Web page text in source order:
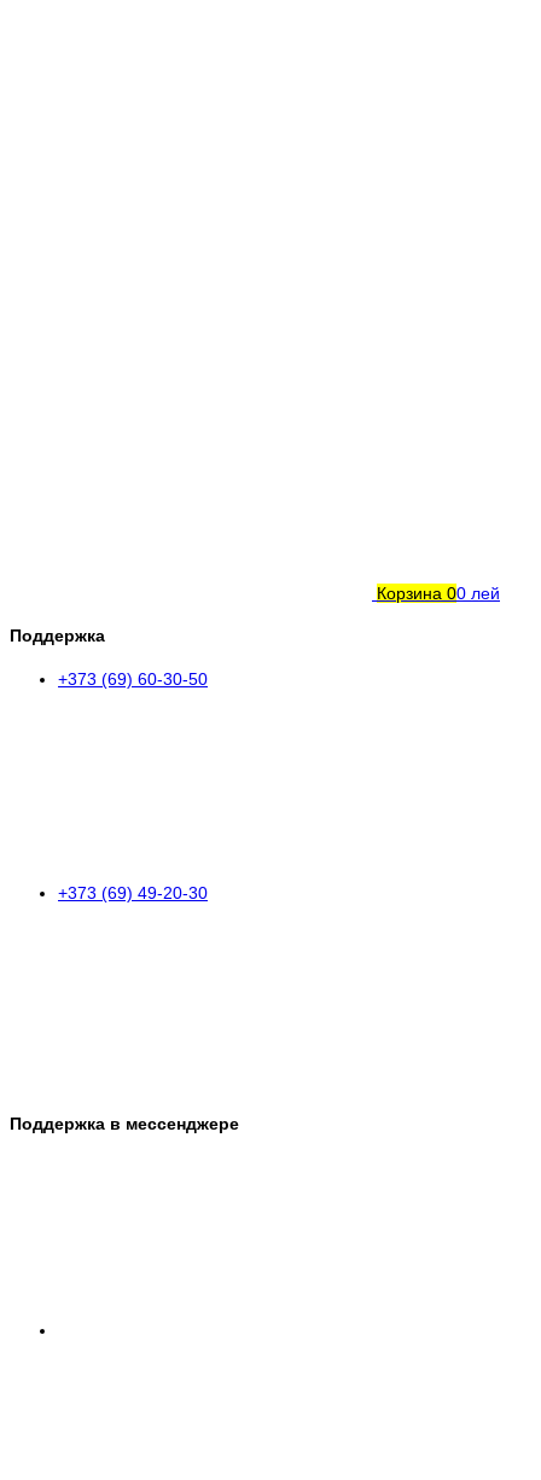
Корзина 00 лей
Поддержка
+373 (69) 60-30-50
+373 (69) 49-20-30
Поддержка в мессенджере